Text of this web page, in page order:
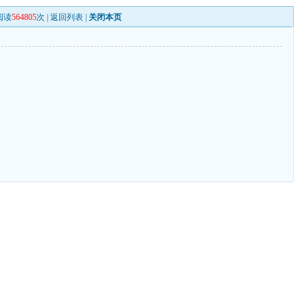
读564805次 |返回列表 关闭本页